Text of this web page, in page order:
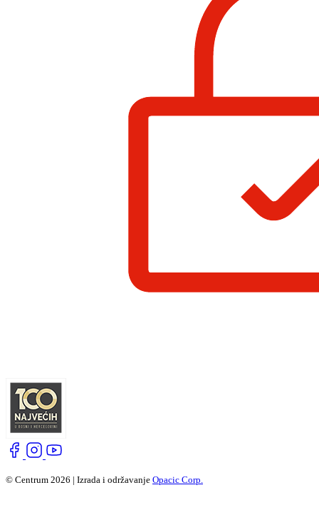
© Centrum 2026 | Izrada i održavanje Opacic Corp.